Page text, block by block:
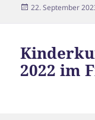
Veröffentlicht
22. September
2022 im